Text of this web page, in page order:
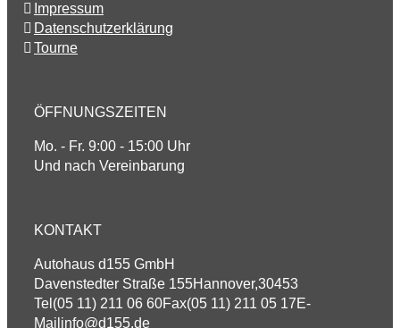
Impressum
Datenschutzerklärung
Tourne
ÖFFNUNGSZEITEN
Mo. - Fr. 9:00 - 15:00 Uhr
Und nach Vereinbarung
KONTAKT
Autohaus d155 GmbH
Davenstedter Straße 155Hannover,30453
Tel (05 11) 211 06 60Fax(05 11) 211 05 17E-
Mail info@d155.de